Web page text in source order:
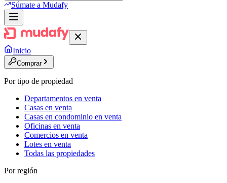
Súmate a Mudafy
Inicio
Comprar
Por tipo de propiedad
Departamentos en venta
Casas en venta
Casas en condominio en venta
Oficinas en venta
Comercios en venta
Lotes en venta
Todas las propiedades
Por región